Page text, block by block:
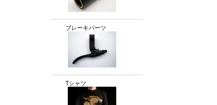
ブレーキパーツ
Tシャツ